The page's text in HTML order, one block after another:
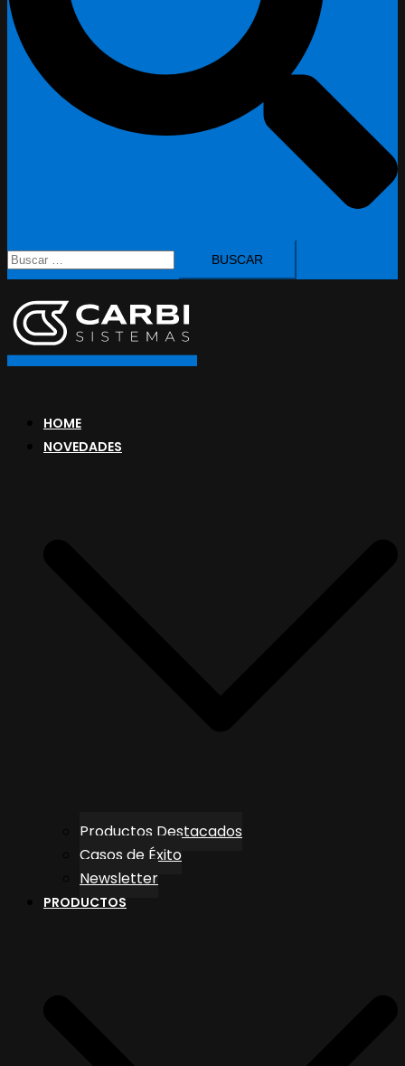
Buscar:
HOME
NOVEDADES
Productos Destacados
Casos de Éxito
Newsletter
PRODUCTOS